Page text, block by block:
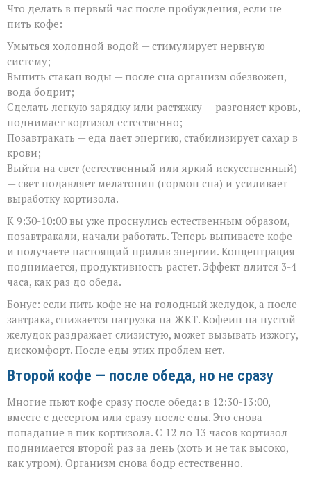
Что делать в первый час после пробуждения, если не
пить кофе:
Умыться холодной водой — стимулирует нервную
систему;
Выпить стакан воды — после сна организм обезвожен,
вода бодрит;
Сделать легкую зарядку или растяжку — разгоняет кровь,
поднимает кортизол естественно;
Позавтракать — еда дает энергию, стабилизирует сахар в
крови;
Выйти на свет (естественный или яркий искусственный)
— свет подавляет мелатонин (гормон сна) и усиливает
выработку кортизола.
К 9:30-10:00 вы уже проснулись естественным образом,
позавтракали, начали работать. Теперь выпиваете кофе —
и получаете настоящий прилив энергии. Концентрация
поднимается, продуктивность растет. Эффект длится 3-4
часа, как раз до обеда.
Бонус: если пить кофе не на голодный желудок, а после
завтрака, снижается нагрузка на ЖКТ. Кофеин на пустой
желудок раздражает слизистую, может вызывать изжогу,
дискомфорт. После еды этих проблем нет.
Второй кофе — после обеда, но не сразу
Многие пьют кофе сразу после обеда: в 12:30-13:00,
вместе с десертом или сразу после еды. Это снова
попадание в пик кортизола. С 12 до 13 часов кортизол
поднимается второй раз за день (хоть и не так высоко,
как утром). Организм снова бодр естественно.